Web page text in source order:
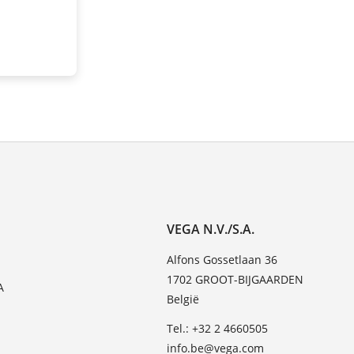
VEGA N.V./S.A.
Alfons Gossetlaan 36
1702 GROOT-BIJGAARDEN
België
Tel.: +32 2 4660505
info.be@vega.com